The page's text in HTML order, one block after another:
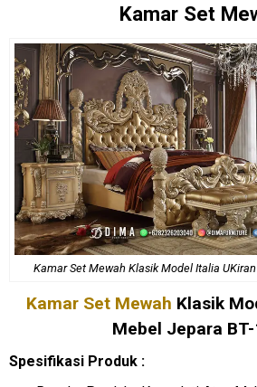
Kamar Set
Kamar Set Mewah Klasik Model Italia
Kamar Set Mewah Klasik
Mebel Jepara
Spesifikasi Produk :